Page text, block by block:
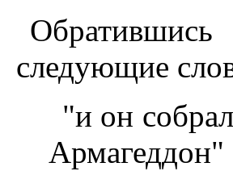
следующие
"и он